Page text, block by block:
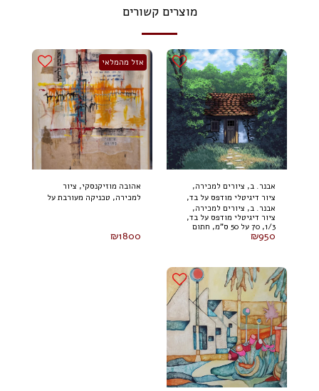
מוצרים קשורים
אבנר. ב, ציורים למכירה,
ציור דיגיטלי מודפס על בד,
1/3, 70 על 50 ס"מ, חתום
אבנר. ב, ציורים למכירה,
ציור דיגיטלי מודפס על בד,
1/3, 70 על 50 ס"מ, חתום
₪950
אזל מהמלאי
אהובה מוזיקנסקי, ציור
למכירה, טכניקה מעורבת על
₪1800